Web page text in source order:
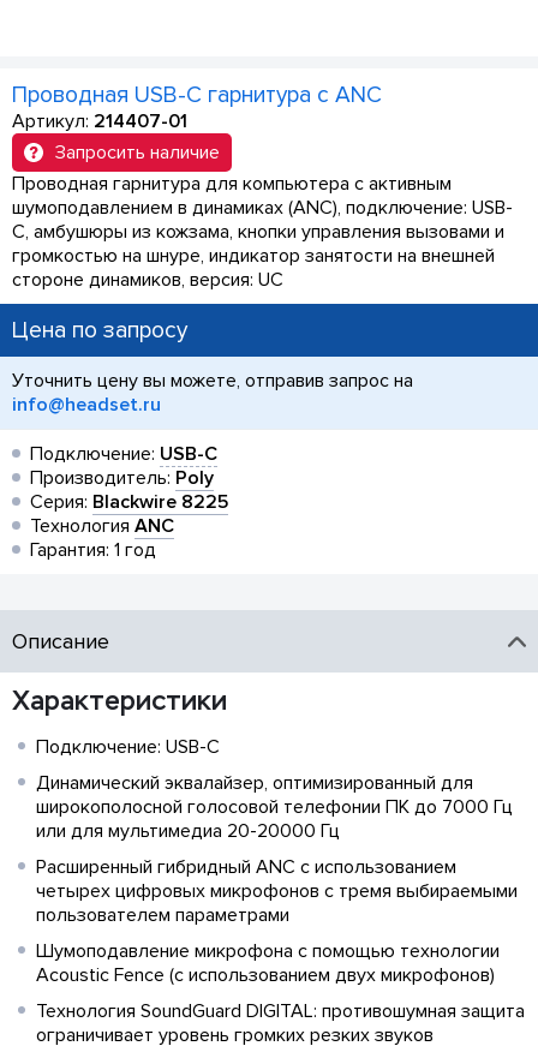
Проводная USB-C гарнитура с ANC
Артикул: 214407-01
Запросить наличие
Проводная гарнитура для компьютера с активным
шумоподавлением в динамиках (ANC), подключение: USB-
C, амбушюры из кожзама, кнопки управления вызовами и
громкостью на шнуре, индикатор занятости на внешней
стороне динамиков, версия: UC
Цена по запросу
Уточнить цену вы можете, отправив запрос на
info@headset.ru
Подключение: USB-C
Производитель: Poly
Серия: Blackwire 8225
Технология ANC
Гарантия: 1 год
Описание
Характеристики
Подключение: USB-C
Динамический эквалайзер, оптимизированный для
широкополосной голосовой телефонии ПК до 7000 Гц
или для мультимедиа 20-20000 Гц
Расширенный гибридный ANC с использованием
четырех цифровых микрофонов с тремя выбираемыми
пользователем параметрами
Шумоподавление микрофона с помощью технологии
Acoustic Fence (с использованием двух микрофонов)
Технология SoundGuard DIGITAL: противошумная защита
ограничивает уровень громких резких звуков